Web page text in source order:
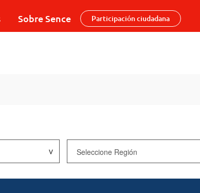
Sobre Sence Participación ciudadana